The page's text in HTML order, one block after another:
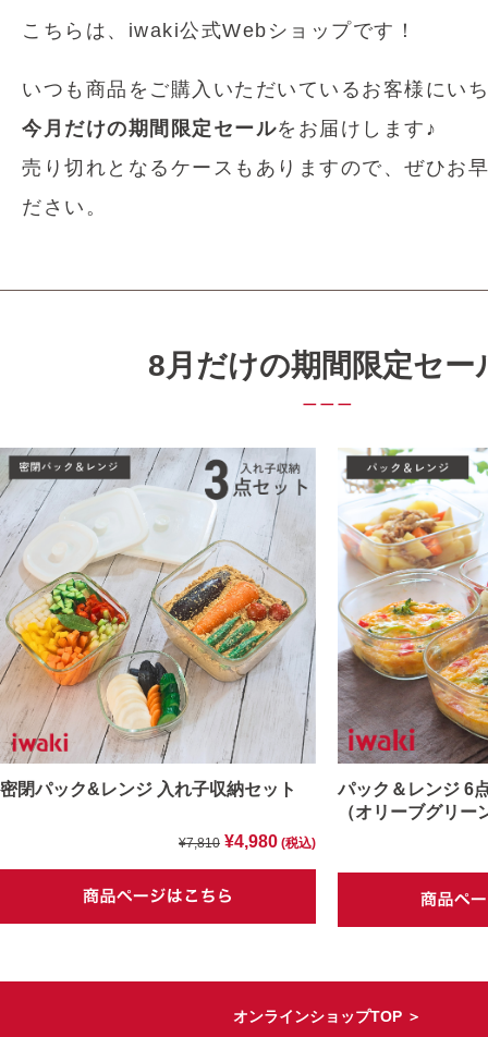
こちらは、iwaki公式Webショップです！
いつも商品をご購入いただいているお客様にい
今月だけの期間限定セールをお届けします♪
売り切れとなるケースもありますので、ぜひお
ださい。
8月だけの期間限定セー
密閉パック&レンジ 入れ子収納セット
¥7,810 ¥4,980 (税込)
パック＆レンジ 6
（オリーブグリー
オンラインショップTOP ＞